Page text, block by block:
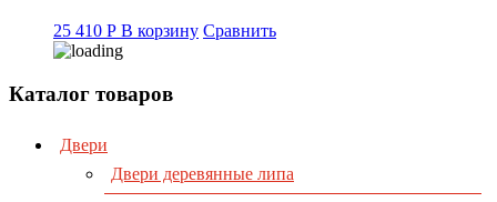
25 410 Р В корзину Сравнить
Каталог товаров
Двери
Двери деревянные липа